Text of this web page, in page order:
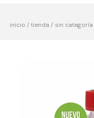
inicio / tienda / sin categoría